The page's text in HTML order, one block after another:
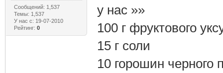
Сообщений: 1,537
Темы: 1,537
У нас с: 19-07-2010
Рейтинг: 0
у нас »»
100 г фруктового
15 г соли
10 горошин черного